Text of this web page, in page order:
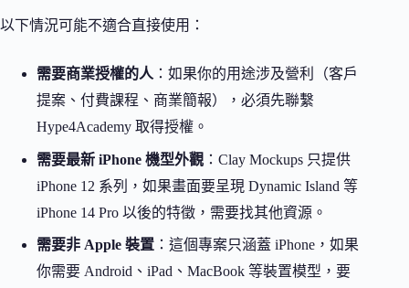
以下情況可能不適合直接使用：
需要商業授權的人 ：如果你的用途涉及營利（客戶
提案、付費課程、商業簡報），必須先聯繫
Hype4Academy 取得授權。
需要最新 iPhone 機型外觀 ：Clay Mockups 只提供
iPhone 12 系列，如果畫面要呈現 Dynamic Island 等
iPhone 14 Pro 以後的特徵，需要找其他資源。
需要非 Apple 裝置 ：這個專案只涵蓋 iPhone，如果
你需要 Android、iPad、MacBook 等裝置模型，要